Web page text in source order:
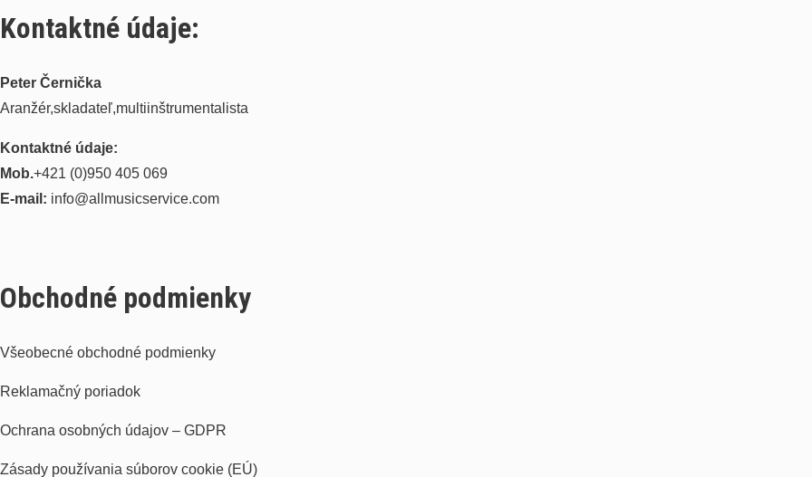
Kontaktné údaje:
Peter Černička
Aranžér,skladateľ,multiinštrumentalista
Kontaktné údaje:
Mob.+421 (0)950 405 069
E-mail: info@allmusicservice.com
Obchodné podmienky
Všeobecné obchodné podmienky
Reklamačný poriadok
Ochrana osobných údajov – GDPR
Zásady používania súborov cookie (EÚ)